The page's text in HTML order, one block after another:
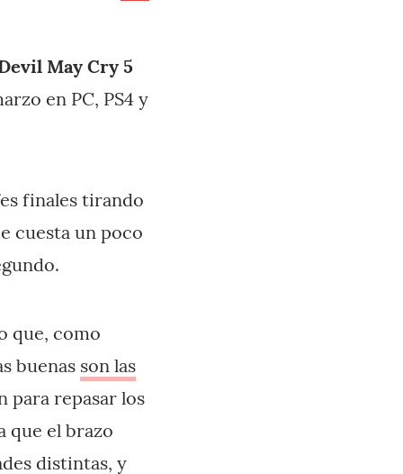
May Cry 5
en PC, PS4 y
finales tirando
cuesta un poco
que, como
buenas son las
para repasar los
que el brazo
distintas, y